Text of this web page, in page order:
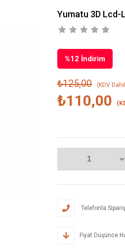
Yumatu 3D Lcd-
%12 İndirim
₺125,00 (KDV
₺110,00
Telefonla Sipariş
Fiyat Düşünce